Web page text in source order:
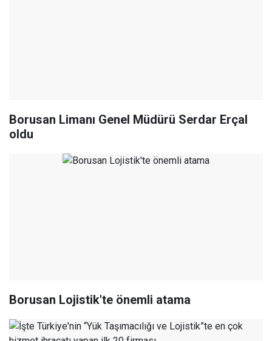
Borusan Limanı Genel Müdürü Serdar Erçal
oldu
Borusan Lojistik'te önemli atama